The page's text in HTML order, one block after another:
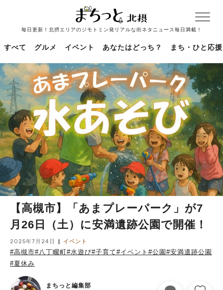
毎日更新！北摂エリアのジモトミン発リアルな街ネタニュース毎日満載！
すべて グルメ イベント あなたはどっち？ まち・ひと応援
【高槻市】「あまプレーパーク」が7
月26日（土）に安満遺跡公園で開催！
2025年7月24日 イベント
#高槻市#八丁畷町#水遊び#子育て#イベント #公園 #安満遺跡公園
#夏休み
まちっと編集部